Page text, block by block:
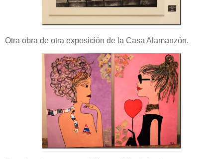
Otra obra de otra exposición de la Casa Alamanzón.